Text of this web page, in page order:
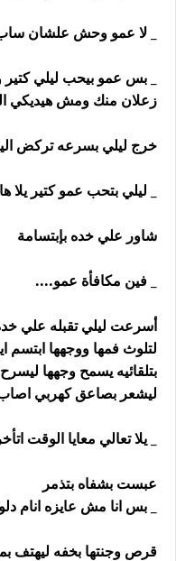
_ لا عمو وحش علشان
_ بس عمو بيحب ليلي
زعلان منك ومش هيديكي
خرج ليلي بسرعه تركض
_ ليلي بتحب عمو كتير يلا
شاور علي خده بإبتسامة
_ فين مكافأة عمو....
أسرعت ليلي تقبله علي خده
لتلوث فمها ووجهها ابتسم
بتلقائيه يسمح وجهها
ليشعر بصاعق كهربي اصاب
_ يلا تعالي معايا الوقت
عبست بشفاه بتذمر
_ بس انا مش عايزه انام
قرص وجنتها بخفه ليهتف